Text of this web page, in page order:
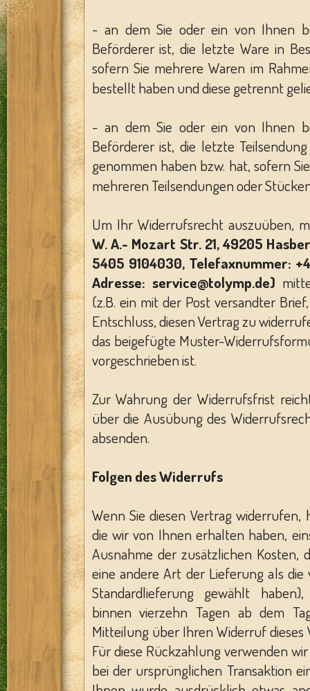
- an dem Sie oder ein von Ihnen
Beförderer ist, die letzte Ware in
sofern Sie mehrere Waren im
bestellt haben und diese getrennt
- an dem Sie oder ein von Ihnen
Beförderer ist, die letzte
genommen haben bzw. hat, sofern
mehreren Teilsendungen oder
Um Ihr Widerrufsrecht auszuüben,
W. A.- Mozart Str. 21, 49205
5405 9104030, Telefaxnummer:
Adresse: service@tolymp.de)
(z.B. ein mit der Post versandter
Entschluss, diesen Vertrag zu
das beigefügte Muster-
vorgeschrieben ist.
Zur Wahrung der Widerrufsfrist
über die Ausübung des
absenden.
Folgen des Widerrufs
Wenn Sie diesen Vertrag
die wir von Ihnen erhalten haben,
Ausnahme der zusätzlichen Kosten,
eine andere Art der Lieferung als
Standardlieferung gewählt
binnenvierzehn Tagen ab dem
Mitteilung über Ihren Widerruf dieses
Für diese Rückzahlung verwenden
bei der ursprünglichen Transaktion